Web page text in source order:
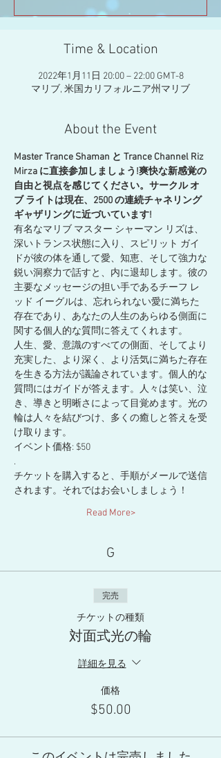
Time & Location
2022年1月11日 20:00 – 22:00 GMT-8
マリブ, 米国カリフォルニア州マリブ
About the Event
Master Trance Shaman と Trance Channel Riz
Mirza に直接参加しましょう!爽快な新感覚の
自由と視点を感じてください。サークル オ
ブ ライトは現在、2500 の連続チャネリング
ギャザリングに近づいています!
有名なマリブ マスター シャーマン リズは、
深いトランス状態に入り、スピリット ガイ
ドが彼の体を通して愛、知恵、そして強力な
鋭い洞察力で話すと、内に退却します。彼の
主要なメッセージの担い手であるチーフ レ
ッド イーグルは、忘れられない愛に満ちた
存在であり、あなたの人生のあらゆる側面に
関する個人的な質問に答えてくれます。
人生、愛、意識のすべての側面、そしてより
充実した、より深く、より活気に満ちた存在
を生きる方法が議論されています。個人的な
質問にはガイドが答えます。人々は笑い、泣
き、導きと明晰さによって目覚めます。光の
輪は人々を結びつけ、多くの癒しと答えを受
け取ります。
イベント価格: $50
.
チケットを購入すると、手順がメールで送信
されます。それではお会いしましょう！
Read More>
G
完売
チケットの種類
対面式光の輪
詳細を見る
価格
$50.00